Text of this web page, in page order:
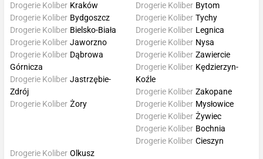
Drogerie Koliber Kraków
Drogerie Koliber Bydgoszcz
Drogerie Koliber Bielsko-Biała
Drogerie Koliber Bytom
Drogerie Koliber Tychy
Drogerie Koliber Legnica
Drogerie Koliber Jaworzno
Drogerie Koliber Dąbrowa
Górnicza
Drogerie Koliber Jastrzębie-
Zdrój
Drogerie Koliber Żory
Drogerie Koliber Nysa
Drogerie Koliber Zawiercie
Drogerie Koliber Kędzierzyn-
Koźle
Drogerie Koliber Zakopane
Drogerie Koliber Mysłowice
Drogerie Koliber Żywiec
Drogerie Koliber Bochnia
Drogerie Koliber Cieszyn
Drogerie Koliber Olkusz